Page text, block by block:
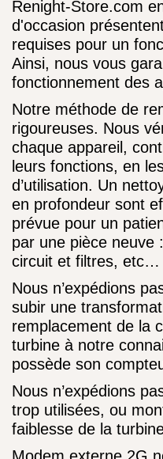
Renight-Store.com
d'occasion
requises pour un
Ainsi, nous vous
fonctionnement des
Notre méthode de
rigoureuses. Nous
chaque appareil,
leurs fonctions, en
d’utilisation. Un
en profondeur sont
prévue pour un
par une pièce neuve
circuit et filtres, etc…
Nous n’expédions
subir une
remplacement de la
turbine à notre
possède son
Nous n’expédions
trop utilisées, ou
faiblesse de la